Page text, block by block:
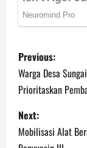
P
o
s
t
Previous:
Warga Desa
Prioritaskan
Next:
Mobilisasi Alat